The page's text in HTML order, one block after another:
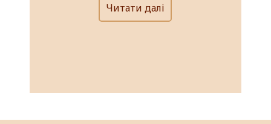
Читати далі